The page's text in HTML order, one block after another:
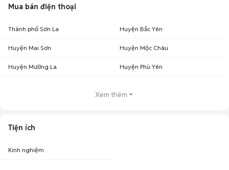
Mua bán điện thoại
Thành phố Sơn La Huyện Bắc Yên
Huyện Mai Sơn Huyện Mộc Châu
Huyện Mường La Huyện Phù Yên
Xem thêm
Tiện ích
Kinh nghiệm